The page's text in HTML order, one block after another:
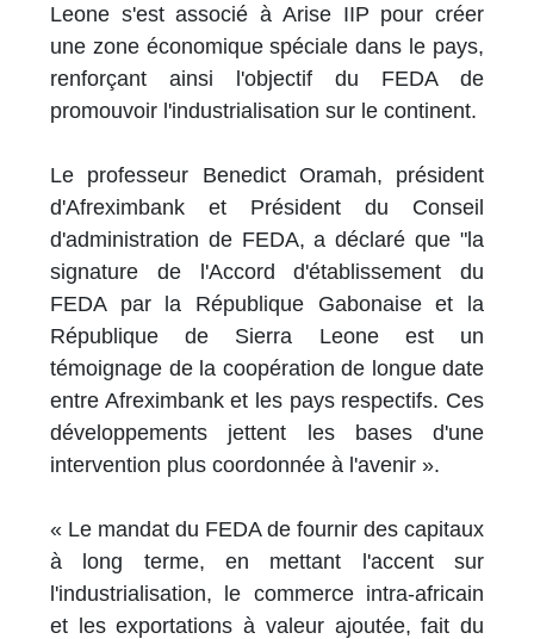
Leone s'est associé à Arise IIP pour créer
une zone économique spéciale dans le pays,
renforçant ainsi l'objectif du FEDA de
promouvoir l'industrialisation sur le continent.
Le professeur Benedict Oramah, président
d'Afreximbank et Président du Conseil
d'administration de FEDA, a déclaré que "la
signature de l'Accord d'établissement du
FEDA par la République Gabonaise et la
République de Sierra Leone est un
témoignage de la coopération de longue date
entre Afreximbank et les pays respectifs. Ces
développements jettent les bases d'une
intervention plus coordonnée à l'avenir ».
« Le mandat du FEDA de fournir des capitaux
à long terme, en mettant l'accent sur
l'industrialisation, le commerce intra-africain
et les exportations à valeur ajoutée, fait du